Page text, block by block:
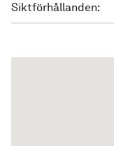
Siktförhållanden: